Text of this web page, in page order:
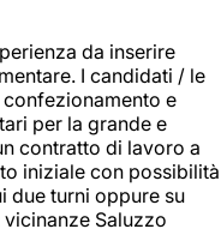
da inserire
I candidati / le
e
per la grande e
contratto di lavoro a
iniziale con possibilità
due turni oppure su
Saluzzo